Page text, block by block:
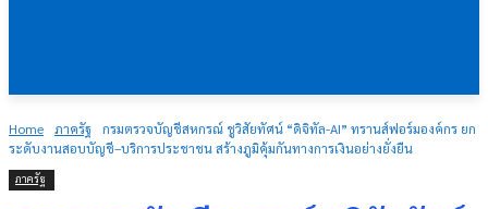
Home ภาครัฐ
กรมตรวจบัญชีสหกรณ์ ชูวิสัยทัศน์ “ดิจิทัล-AI” ทรานส์ฟอร์มองค์กร ยก
ระดับงานสอบบัญชี–บริการประชาชน สร้างภูมิคุ้มกันทางการเงินอย่างยั่งยืน
ภาครัฐ